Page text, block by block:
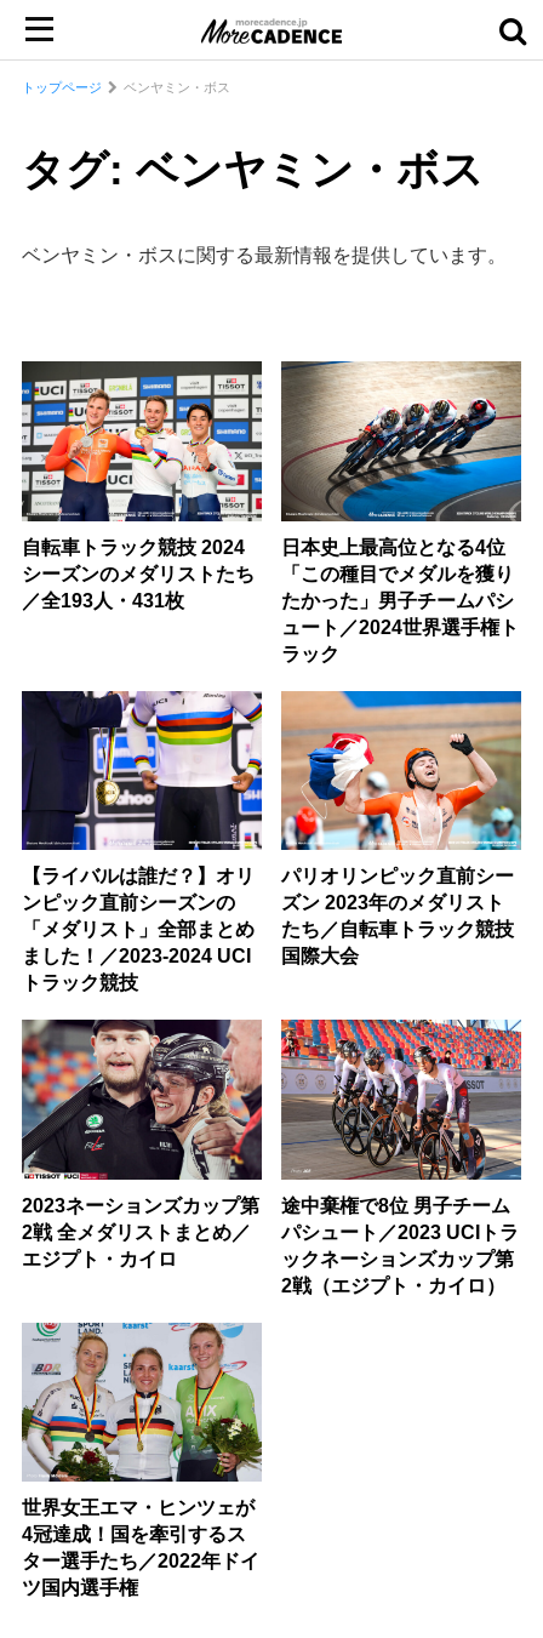
トップページ ベンヤミン・ボス
タグ: ベンヤミン・ボス
ベンヤミン・ボスに関する最新情報を提供しています。
自転車トラック競技 2024
シーズンのメダリストたち
／全193人・431枚
日本史上最高位となる4位
「この種目でメダルを獲り
たかった」男子チームパシ
ュート／2024世界選手権ト
ラック
【ライバルは誰だ？】オリ
ンピック直前シーズンの
「メダリスト」全部まとめ
ました！／2023-2024 UCI
トラック競技
パリオリンピック直前シー
ズン 2023年のメダリスト
たち／自転車トラック競技
国際大会
2023ネーションズカップ第
2戦 全メダリストまとめ／
エジプト・カイロ
途中棄権で8位 男子チーム
パシュート／2023 UCIトラ
ックネーションズカップ第
2戦（エジプト・カイロ）
世界女王エマ・ヒンツェが
4冠達成！国を牽引するス
ター選手たち／2022年ドイ
ツ国内選手権